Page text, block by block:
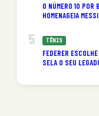
O NÚMERO 10 POR
HOMENAGEIA
TÊNIS
FEDERER
SELA O SEU